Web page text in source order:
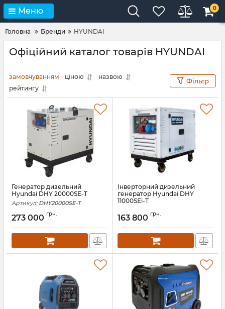
Меню 0
Головна Бренди HYUNDAI
Офіційний каталог товарів HYUNDAI
замовчуванням ціною
назвою
рейтингу
Фільтр
Генератор дизельний
Hyundai DHY 20000SE-T
Артикул: DHY20000SE-T
273 000 грн.
Інверторний дизельний
генератор Hyundai DHY
11000SEi-T
163 800 грн.